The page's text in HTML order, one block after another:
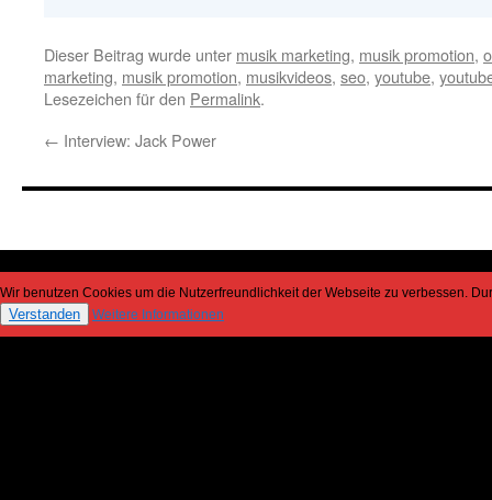
Dieser Beitrag wurde unter musik marketing, musik promotion,
marketing, musik promotion, musikvideos, seo, youtube,
Lesezeichen für den Permalink.
← Interview: Jack Power
Wir benutzen Cookies um die Nutzerfreundlichkeit der Webseite zu verbessen.
Verstanden Weitere Informationen